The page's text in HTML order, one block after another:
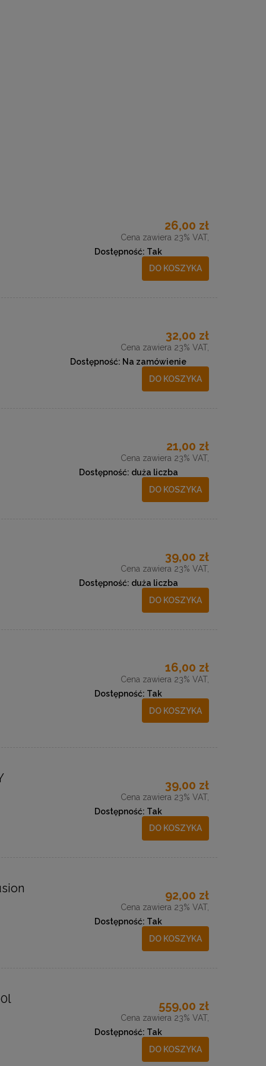
26,00 zł
Cena zawiera 23% VAT,
Dostępność: Tak
DO KOSZYKA
32,00 zł
Cena zawiera 23% VAT,
Dostępność: Na zamówienie
DO KOSZYKA
21,00 zł
Cena zawiera 23% VAT,
Dostępność: duża liczba
DO KOSZYKA
39,00 zł
Cena zawiera 23% VAT,
Dostępność: duża liczba
DO KOSZYKA
16,00 zł
Cena zawiera 23% VAT,
Dostępność: Tak
DO KOSZYKA
39,00 zł
Cena zawiera 23% VAT,
Dostępność: Tak
DO KOSZYKA
92,00 zł
Cena zawiera 23% VAT,
Dostępność: Tak
DO KOSZYKA
559,00 zł
Cena zawiera 23% VAT,
Dostępność: Tak
DO KOSZYKA